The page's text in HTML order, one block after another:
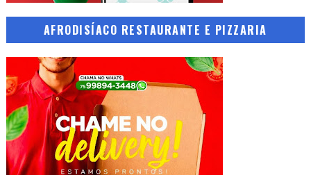
AFRODISÍACO RESTAURANTE E PIZZARIA